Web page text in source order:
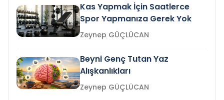
Kas Yapmak İçin Saatlerce
Spor Yapmanıza Gerek Yok
Zeynep GÜÇLÜCAN
Beyni Genç Tutan Yaz
Alışkanlıkları
Zeynep GÜÇLÜCAN